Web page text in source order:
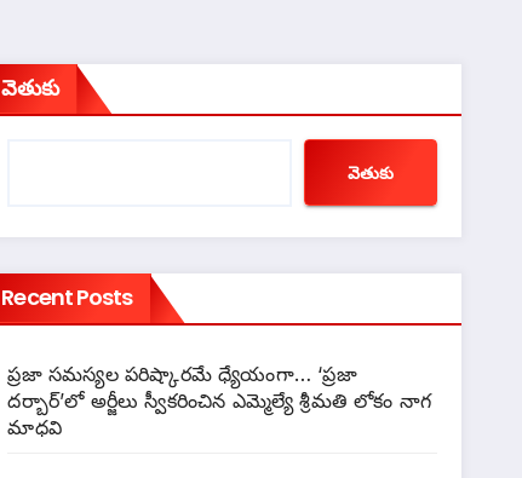
వెతుకు
వెతుకు
Recent Posts
ప్రజా సమస్యల పరిష్కారమే ధ్యేయంగా… ‘ప్రజా
దర్బార్’లో అర్జీలు స్వీకరించిన ఎమ్మెల్యే శ్రీమతి లోకం నాగ
మాధవి